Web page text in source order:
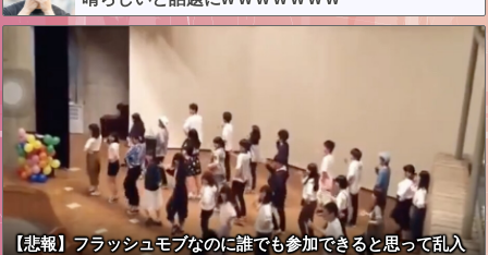
【悲報】フラッシュモブなのに誰でも参加できると思って乱入